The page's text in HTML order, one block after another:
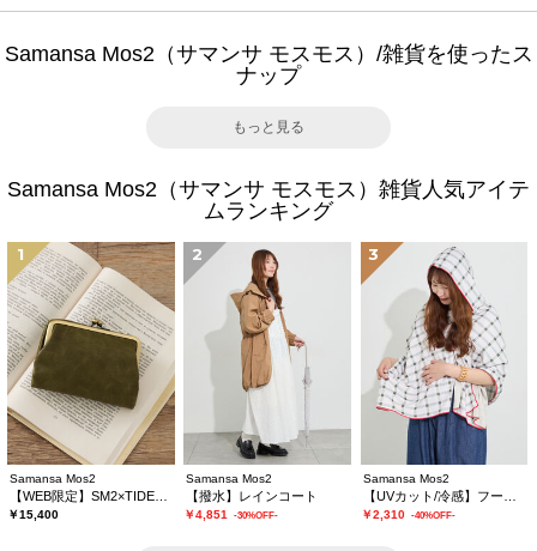
Samansa Mos2（サマンサ モスモス）/雑貨を使ったス
ナップ
もっと見る
Samansa Mos2（サマンサ モスモス）雑貨人気アイテ
ムランキング
1
Samansa Mos2
￥15,400
2
Samansa Mos2
【撥水】レインコート
￥4,851 -30%OFF-
3
Samansa Mos2
￥2,310 -40%OFF-